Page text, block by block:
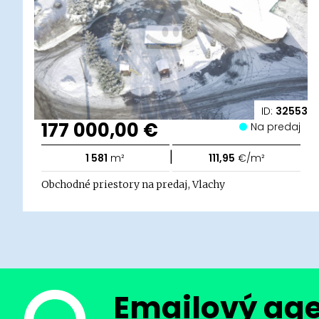
ID: 32553
177 000,00 € Na predaj
1 581 m² | 111,95 €/m²
Obchodné priestory na predaj, Vlachy
Emailový